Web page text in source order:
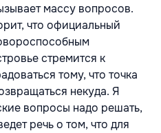
массу вопросов.
что официальный
стремится к
тому, что точка
некуда. Я
вопросы надо решать,
речь о том, что для